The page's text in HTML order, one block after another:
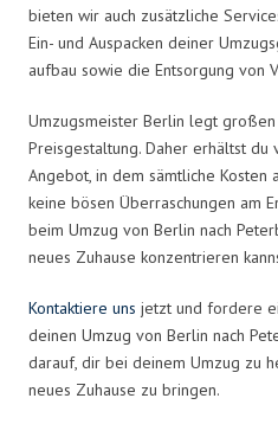
bieten wir auch zusätzliche
Ein- und Auspacken deiner
aufbau sowie die Entsorgung von
Umzugsmeister Berlin legt
Preisgestaltung. Daher erhältst du
Angebot, in dem sämtliche Kosten
keine bösen Überraschungen am
beim Umzug von Berlin nach
neues Zuhause konzentrieren
Kontaktiere uns jetzt und fordere
deinen Umzug von Berlin nach
darauf, dir bei deinem Umzug zu
neues Zuhause zu bringen.